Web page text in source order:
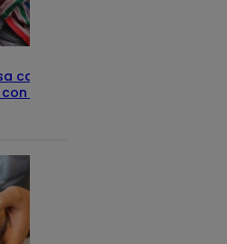
califica
el Sisfoh